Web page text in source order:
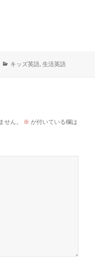
カ
キッズ英語,生活英語
ん。 ※ が付いている欄は